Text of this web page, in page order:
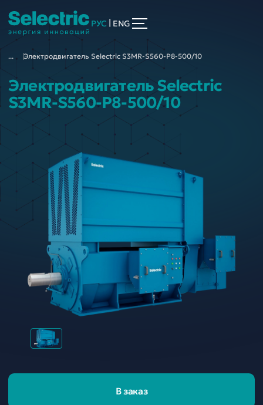
РУС ENG
... Электродвигатель Selectric S3MR-S560-P8-500/10
Электродвигатель Selectric
S3MR-S560-P8-500/10
В заказ